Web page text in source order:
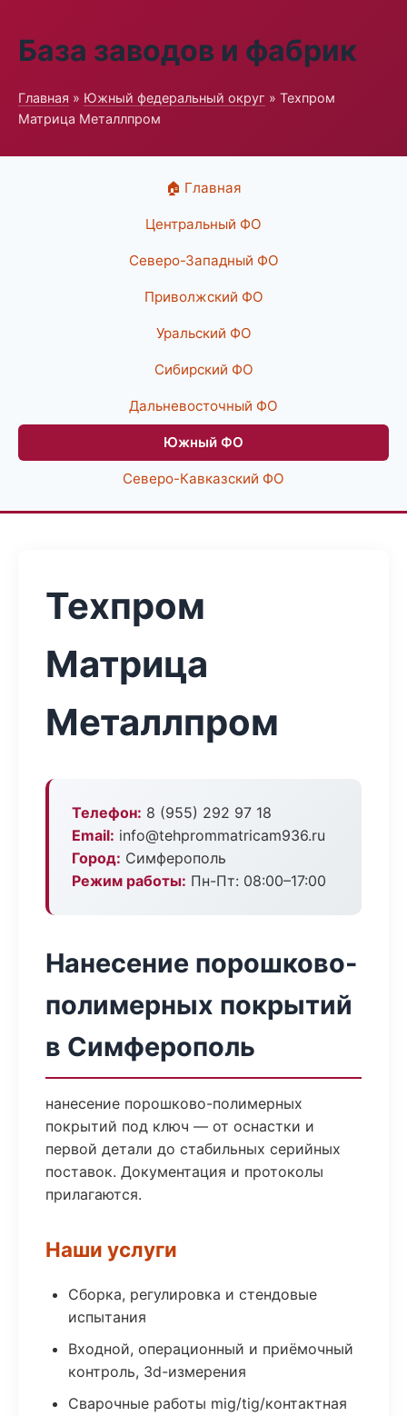
База заводов и фабрик
Главная » Южный федеральный округ » Техпром
Матрица Металлпром
🏠 Главная
Центральный ФО
Северо-Западный ФО
Приволжский ФО
Уральский ФО
Сибирский ФО
Дальневосточный ФО
Южный ФО
Северо-Кавказский ФО
Техпром
Матрица
Металлпром
Телефон: 8 (955) 292 97 18
Email: info@tehprommatricam936.ru
Город: Симферополь
Режим работы: Пн-Пт: 08:00–17:00
Нанесение порошково-
полимерных покрытий
в Симферополь
нанесение порошково-полимерных
покрытий под ключ — от оснастки и
первой детали до стабильных серийных
поставок. Документация и протоколы
прилагаются.
Наши услуги
Сборка, регулировка и стендовые
испытания
Входной, операционный и приёмочный
контроль, 3d-измерения
Сварочные работы mig/tig/контактная